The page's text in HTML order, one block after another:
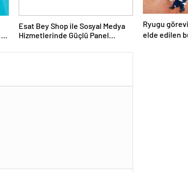
Esat Bey Shop ile Sosyal Medya
Hizmetlerinde Güçlü Panel
Ryugu
elde edilen